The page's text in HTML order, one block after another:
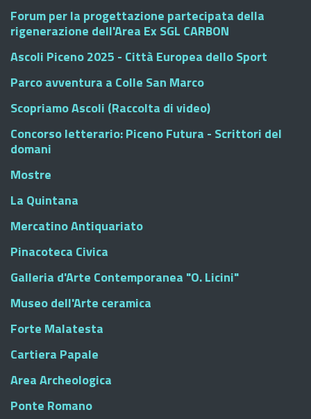
Forum per la progettazione partecipata della
rigenerazione dell'Area Ex SGL CARBON
Ascoli Piceno 2025 - Città Europea dello Sport
Parco avventura a Colle San Marco
Scopriamo Ascoli (Raccolta di video)
Concorso letterario: Piceno Futura - Scrittori del
domani
Mostre
La Quintana
Mercatino Antiquariato
Pinacoteca Civica
Galleria d'Arte Contemporanea "O. Licini"
Museo dell'Arte ceramica
Forte Malatesta
Cartiera Papale
Area Archeologica
Ponte Romano